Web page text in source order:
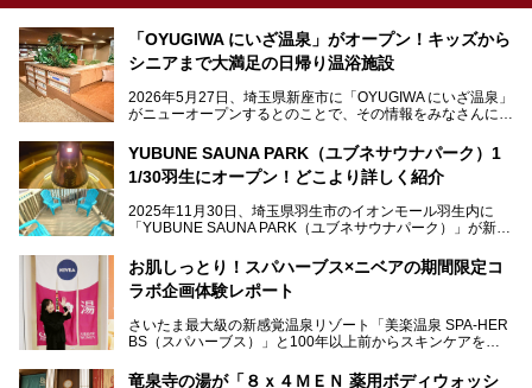
「OYUGIWA にいざ温泉」がオープン！キッズから
シニアまで大満足の日帰り温浴施設
2026年5月27日、埼玉県新座市に「OYUGIWA にいざ温泉」
がニューオープンするとのことで、その情報をみなさんにい
メインとなる黒湯の天然温泉や本格的なサウナをはじめ、4
種類のリラックスルームやお食事処、他施設とは一線を画す
てきました！
YUBUNE SAUNA PARK（ユブネサウナパーク）1
1/30羽生にオープン！どこより詳しく紹介
2025年11月30日、埼玉県羽生市のイオンモール羽生内に
「YUBUNE SAUNA PARK（ユブネサウナパーク）」が新規
今年の4月1日から楽久屋グループの一員となった「湯舞音
（ユブネ）」が新ブランド「YUBUNE SAUNA PARK」を立
湯舞音らしいサウナにこだわった遊び心満点の"銭湯×屋外サ
ウナ"施設で、男女別のお風呂のほか、水着やサウナ着で楽
ど、ユニークなポイントがいっぱい！
お肌しっとり！スパハーブス×ニベアの期間限定コ
ラボ企画体験レポート
さいたま最大級の新感覚温泉リゾート「美楽温泉 SPA-HER
BS（スパハーブス）」と100年以上前からスキンケアを考
読者モデルやインスタグラマーとして活躍している、美容＆
竜泉寺の湯が「８ｘ４ＭＥＮ 薬用ボディウォッシ